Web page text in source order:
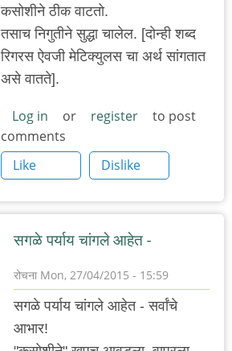
to
rigorous
by
अमुक
कसोशीने ठीक वाटतो.
तसाच निगुतीने सुद्धा चालेल. [दोन्ही शब्द
रिगरस ऐवजी मेटिक्युलस चा अर्थ सांगतात
असे वातते].
Log in or register
to post
comments
Like
Dislike
सगळे पर्याय चांगले आहेत -
रोचना Mon, 27/04/2015 - 15:59
In
सगळे पर्याय चांगले आहेत - सर्वांचे
आभार!